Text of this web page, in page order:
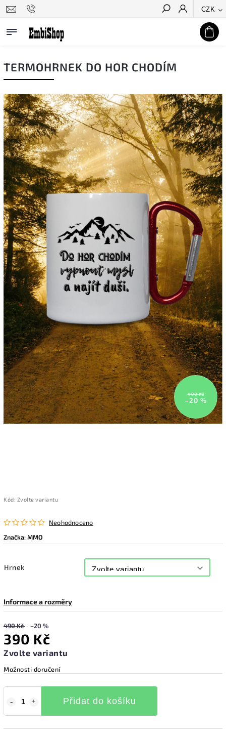
CZK
Hledat
TERMOHRNEK DO HOR CHODÍM
490 Kč
–20 %
Kód: Zvolte variantu
Neohodnoceno
Značka:MMO
Hrnek
Informace a rozměry
490 Kč –20 %
390 Kč
Zvolte variantu
Možnosti doručení
Přidat do košíku